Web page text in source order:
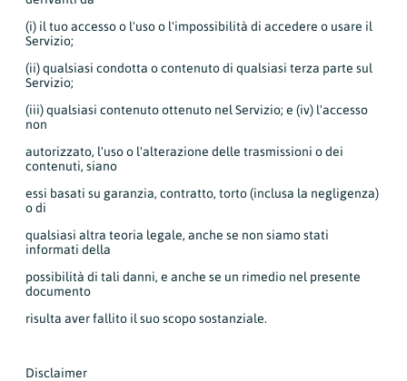
(i) il tuo accesso o l'uso o l'impossibilità di accedere o usare il
Servizio;
(ii) qualsiasi condotta o contenuto di qualsiasi terza parte sul
Servizio;
(iii) qualsiasi contenuto ottenuto nel Servizio; e (iv) l'accesso
non
autorizzato, l'uso o l'alterazione delle trasmissioni o dei
contenuti, siano
essi basati su garanzia, contratto, torto (inclusa la negligenza)
o di
qualsiasi altra teoria legale, anche se non siamo stati
informati della
possibilità di tali danni, e anche se un rimedio nel presente
documento
risulta aver fallito il suo scopo sostanziale.
Disclaimer